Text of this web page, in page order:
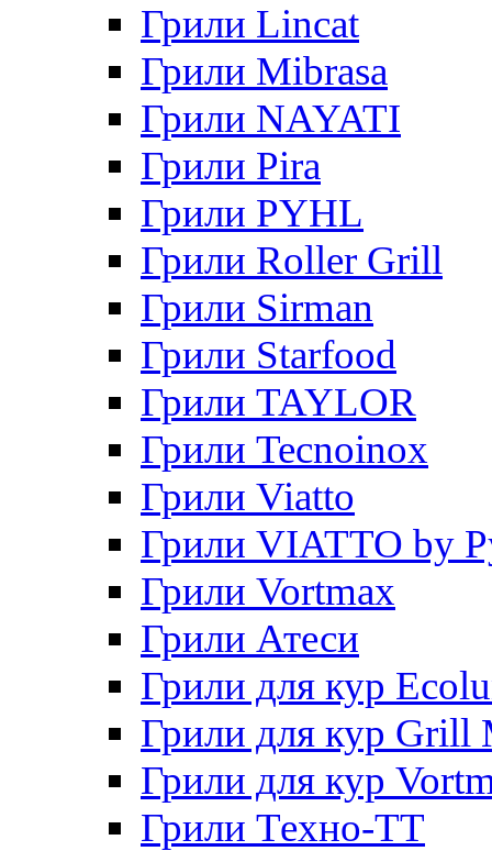
Грили Lincat
Грили Mibrasa
Грили NAYATI
Грили Pira
Грили PYHL
Грили Roller Grill
Грили Sirman
Грили Starfood
Грили TAYLOR
Грили Tecnoinox
Грили Viatto
Грили VIATTO by
Грили Vortmax
Грили Атеси
Грили для кур
Грили для кур Grill
Грили для кур
Грили Техно-ТТ